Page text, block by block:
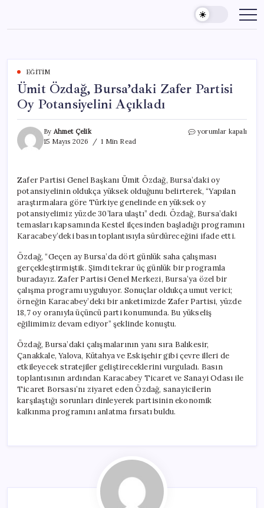
content
EĞITIM
Ümit Özdağ, Bursa’daki Zafer Partisi
Oy Potansiyelini Açıkladı
By Ahmet Çelik
15 Mayıs 2026
1 Min Read
Ümit
Oy
Potansiyelini
Açıkladı
için
yorumlar kapalı
Zafer Partisi Genel Başkanı Ümit Özdağ, Bursa’daki oy
potansiyelinin oldukça yüksek olduğunu belirterek, “Yapılan
araştırmalara göre Türkiye genelinde en yüksek oy
potansiyelimiz yüzde 30’lara ulaştı” dedi. Özdağ, Bursa’daki
temasları kapsamında Kestel ilçesinden başladığı programını
Karacabey’deki basın toplantısıyla sürdüreceğini ifade etti.
Özdağ, “Geçen ay Bursa’da dört günlük saha çalışması
gerçekleştirmiştik. Şimdi tekrar üç günlük bir programla
buradayız. Zafer Partisi Genel Merkezi, Bursa’ya özel bir
çalışma programı uyguluyor. Sonuçlar oldukça umut verici;
örneğin Karacabey’deki bir anketimizde Zafer Partisi, yüzde
18,7 oy oranıyla üçüncü parti konumunda. Bu yükseliş
eğilimimiz devam ediyor” şeklinde konuştu.
Özdağ, Bursa’daki çalışmalarının yanı sıra Balıkesir,
Çanakkale, Yalova, Kütahya ve Eskişehir gibi çevre illeri de
etkileyecek stratejiler geliştireceklerini vurguladı. Basın
toplantısının ardından Karacabey Ticaret ve Sanayi Odası ile
Ticaret Borsası’nı ziyaret eden Özdağ, sanayicilerin
karşılaştığı sorunları dinleyerek partisinin ekonomik
kalkınma programını anlatma fırsatı buldu.